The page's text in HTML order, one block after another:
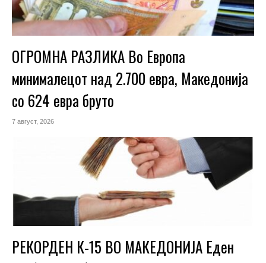
ОГРОМНА РАЗЛИКА Во Европа
минималецот над 2.700 евра, Македонија
со 624 евра бруто
7 август, 2026
РЕКОРДЕН К-15 ВО МАКЕДОНИЈА Еден